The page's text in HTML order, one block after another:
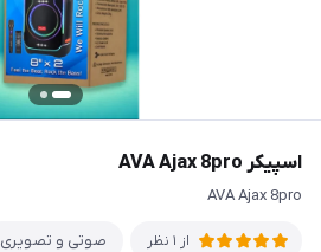
اسپیکر AVA Ajax 8pro
AVA Ajax 8pro
از 1 نظر صوتی و تصویری